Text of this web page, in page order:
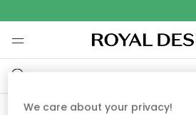
We care about your privacy!